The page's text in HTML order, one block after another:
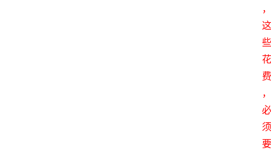
，
这
些
花
费
，
必
须
要